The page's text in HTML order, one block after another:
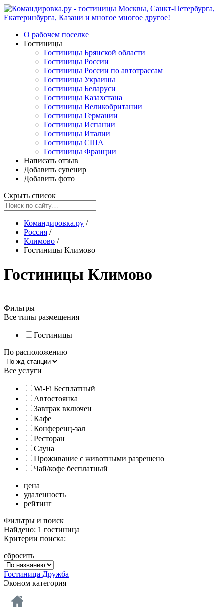
О рабочем поселке
Гостиницы
Гостиницы Брянской области
Гостиницы России
Гостиницы России по автотрассам
Гостиницы Украины
Гостиницы Беларуси
Гостиницы Казахстана
Гостиницы Великобритании
Гостиницы Германии
Гостиницы Испании
Гостиницы Италии
Гостиницы США
Гостиницы Франции
Написать отзыв
Добавить сувенир
Добавить фото
Скрыть список
Командировка.ру /
Россия /
Климово /
Гостиницы Климово
Гостиницы Климово
Фильтры
Все типы размещения
Гостиницы
По расположению
Все услуги
Wi-Fi Бесплатный
Автостоянка
Завтрак включен
Кафе
Конференц-зал
Ресторан
Сауна
Проживание с животными разрешено
Чай/кофе бесплатный
цена
удаленность
рейтинг
Фильтры и поиск
Найдено: 1 гостиница
Критерии поиска:
сбросить
Гостиница Дружба
Эконом категория